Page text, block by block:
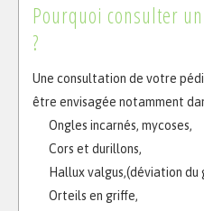
Pourquoi consulter
?
Une consultation de votre
être envisagée notamment
Ongles incarnés, mycoses,
Cors et durillons,
Hallux valgus,(déviation
Orteils en griffe,